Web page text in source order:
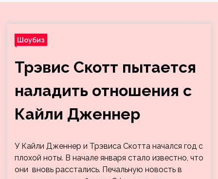
Шоубиз
Трэвис Скотт пытается
наладить отношения с
Кайли Дженнер
У Кайли Дженнер и Трэвиса Скотта начался год с
плохой ноты. В начале января стало известно, что
они вновь расстались. Печальную новость в